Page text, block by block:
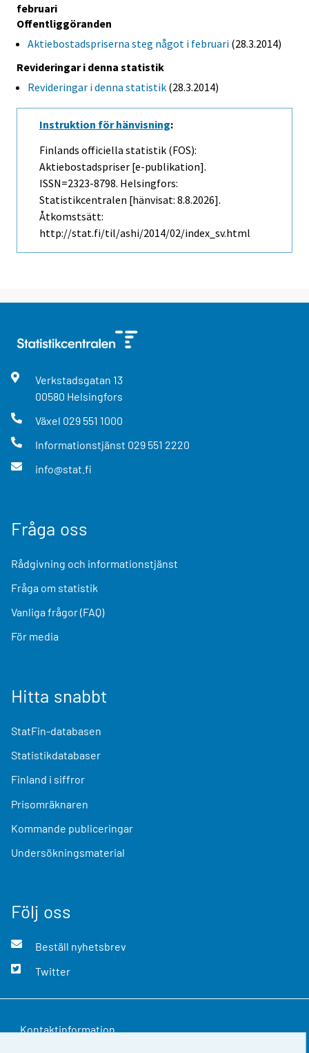
februari
Offentliggöranden
Aktiebostadspriserna steg något i februari (28.3.2014)
Revideringar i denna statistik
Revideringar i denna statistik (28.3.2014)
Instruktion för hänvisning:
Finlands officiella statistik (FOS):
Aktiebostadspriser [e-publikation].
ISSN=2323-8798. Helsingfors:
Statistikcentralen [hänvisat: 8.8.2026].
Åtkomstsätt:
http://stat.fi/til/ashi/2014/02/index_sv.html
Verkstadsgatan 13
00580 Helsingfors
Växel 029 551 1000
Informationstjänst 029 551 2220
info@stat.fi
Fråga oss
Rådgivning och informationstjänst
Fråga om statistik
Vanliga frågor (FAQ)
För media
Hitta snabbt
StatFin-databasen
Statistikdatabaser
Finland i siffror
Prisomräknaren
Kommande publiceringar
Undersökningsmaterial
Följ oss
Beställ nyhetsbrev
Twitter
Kontaktinformation